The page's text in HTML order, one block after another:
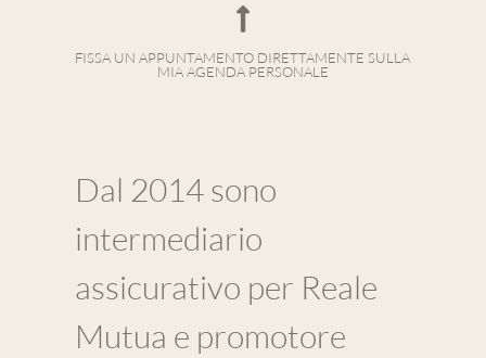
FISSA UN APPUNTAMENTO DIRETTAMENTE SULLA
MIA AGENDA PERSONALE
Dal 2014 sono
intermediario
assicurativo per Reale
Mutua e promotore